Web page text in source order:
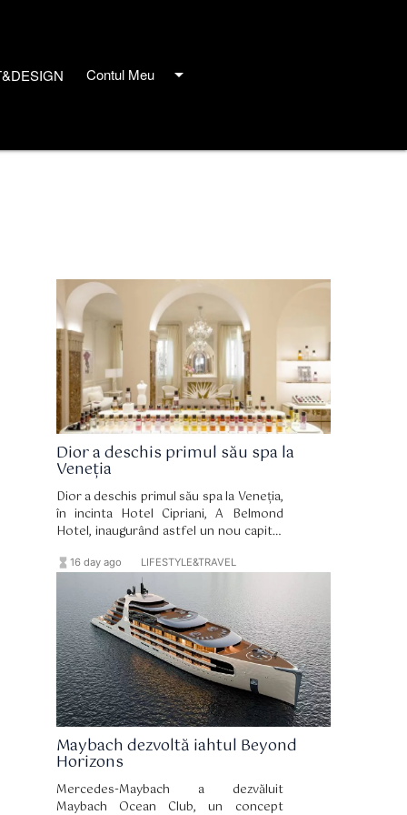
Contul Meu arrow_drop_down
Dior a deschis primul său spa la
Veneția
Dior a deschis primul său spa la Veneția,
în incinta Hotel Cipriani, A Belmond
Hotel, inaugurând astfel un nou capitol
celebrul oraș italian. Spa-ul și-a primit
primii oaspeți pe 15 iulie și reprezintă
una dintre componentele de bază ale
amplului proces de renovare a
hotelului, coordonat de arhitectul
Peter Marino.
hourglass_full 16 day ago LIFESTYLE&TRAVEL
Maybach dezvoltă iahtul Beyond
Horizons
Mercedes-Maybach a dezvăluit
Maybach Ocean Club, un concept